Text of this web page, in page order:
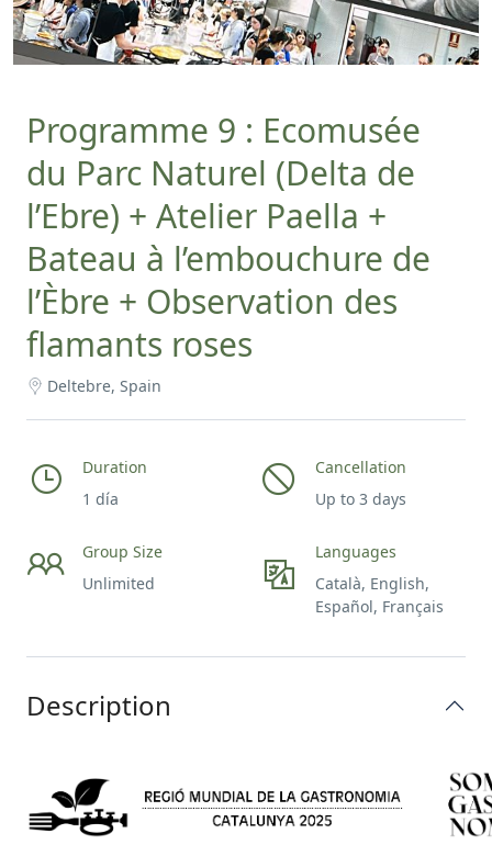
Programme 9 : Ecomusée
du Parc Naturel (Delta de
l’Ebre) + Atelier Paella +
Bateau à l’embouchure de
l’Èbre + Observation des
flamants roses
Deltebre, Spain
Duration
1 día
Cancellation
Up to 3 days
Group Size
Unlimited
Languages
Català, English,
Español, Français
Description